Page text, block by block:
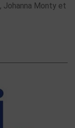
Johanna Monty et